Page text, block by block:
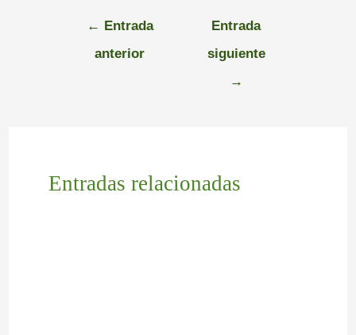
← Entrada
anterior
Entrada
siguiente
→
Entradas relacionadas